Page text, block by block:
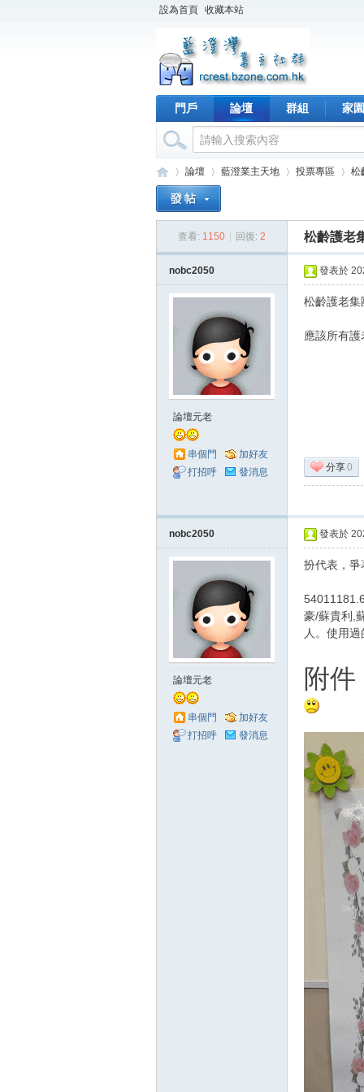
設為首頁 收藏本站
門戶 論壇 群組 家園
論壇
›
藍澄業主天地 投票專區
›
松
查看: 1150 回復: 2 松齡護老
nobc2050
論壇元老
串個門
加好友
打招呼
發消息
發表於
松齡護老
應該所有
分享0
nobc2050
論壇元老
串個門
加好友
打招呼
發消息
發表於
扮代表，爭
豪/蘇貴利,
人。使用
附